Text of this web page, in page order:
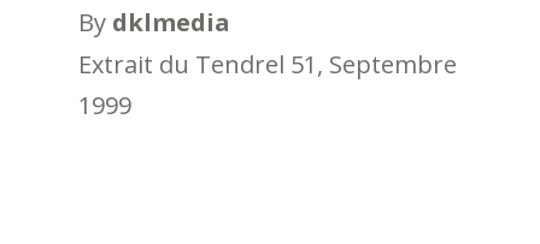
By dklmedia
Extrait du Tendrel 51, Septembre
1999